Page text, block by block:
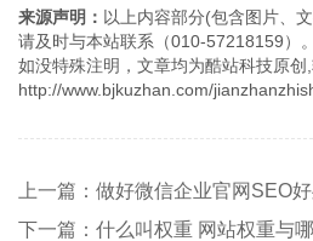
来源声明： 以上内容部分(包含图片、
请及时与本站联系（010-57218159）。
如没特殊注明，文章均为酷站科技原创
http://www.bjkuzhan.com/
上一篇：做好微信企业官网SEO
下一篇：什么叫权重 网站权重与